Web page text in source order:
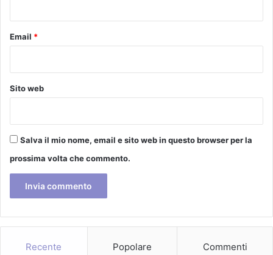
m
e
n
i
t
r
i
g
n
e
Email *
Sito web
Salva il mio nome, email e sito web in questo browser per la
prossima volta che commento.
Recente Popolare Commenti